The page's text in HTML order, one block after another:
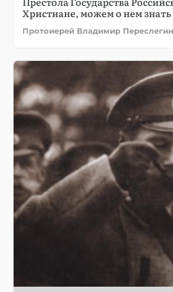
Христиане, можем о нем знать
Протоиерей Владимир Переслегин